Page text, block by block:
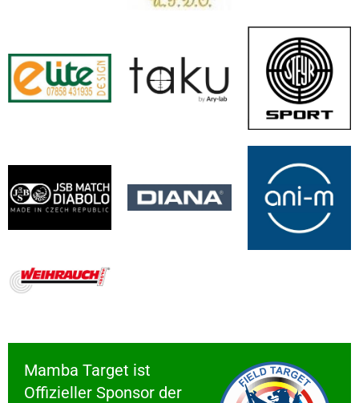
Mamba Target ist
Offizieller Sponsor der